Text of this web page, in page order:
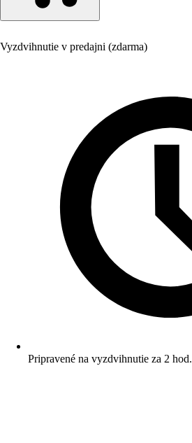
Vyzdvihnutie v predajni (zdarma)
Pripravené na vyzdvihnutie za 2 hod.